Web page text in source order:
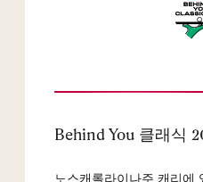
Behind You 클래식
노스캐롤라이나주 캐리에